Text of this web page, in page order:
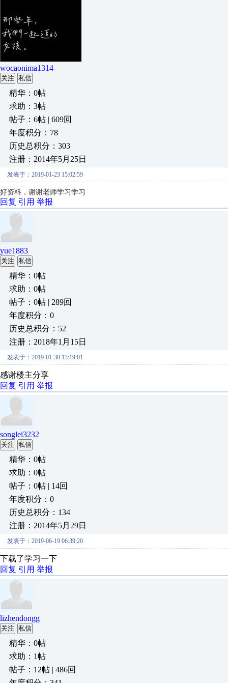
wocaonima1314
关注 私信
精华：0帖
求助：3帖
帖子：6帖 | 609回
年度积分：78
历史总积分：303
注册：2014年5月25日
发表于：2019-01-23 15:02:59
好资料，谢谢老师学习学习
回复 引用 举报
yue1883
关注 私信
精华：0帖
求助：0帖
帖子：0帖 | 289回
年度积分：0
历史总积分：52
注册：2018年1月15日
发表于：2019-01-30 13:19:01
感谢楼主分享
回复 引用 举报
songlei3232
关注 私信
精华：0帖
求助：0帖
帖子：0帖 | 14回
年度积分：0
历史总积分：134
注册：2014年5月29日
发表于：2019-06-19 06:39:20
下载了学习一下
回复 引用 举报
lizhendongg
关注 私信
精华：0帖
求助：1帖
帖子：12帖 | 486回